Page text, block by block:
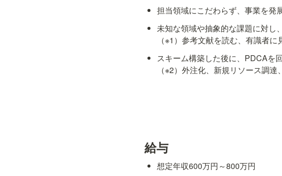
担当領域にこだわらず、事業を発
未知な領域や抽象的な課題に対し
（※1）参考文献を読む、有識者に
スキーム構築した後に、PDCAを
（※2）外注化、新規リソース調達
給与
想定年収600万円～800万円